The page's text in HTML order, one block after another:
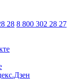
28 8 800 302 28 27